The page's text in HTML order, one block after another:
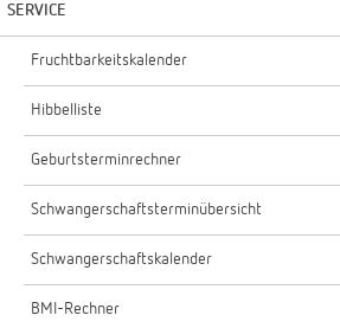
SERVICE
Fruchtbarkeitskalender
Hibbelliste
Geburtsterminrechner
Schwangerschaftsterminübersicht
Schwangerschaftskalender
BMI-Rechner